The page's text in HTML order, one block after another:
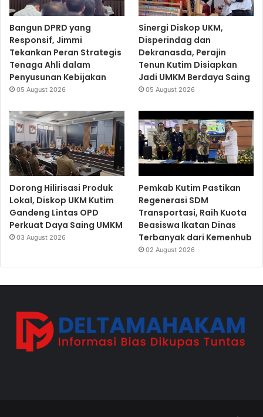
Bangun DPRD yang
Responsif, Jimmi
Tekankan Peran Strategis
Tenaga Ahli dalam
Penyusunan Kebijakan
05 August 2026
Sinergi Diskop UKM,
Disperindag dan
Dekranasda, Perajin
Tenun Kutim Disiapkan
Jadi UMKM Berdaya Saing
05 August 2026
Dorong Hilirisasi Produk
Lokal, Diskop UKM Kutim
Gandeng Lintas OPD
Perkuat Daya Saing UMKM
03 August 2026
Pemkab Kutim Pastikan
Regenerasi SDM
Transportasi, Raih Kuota
Beasiswa Ikatan Dinas
Terbanyak dari Kemenhub
02 August 2026